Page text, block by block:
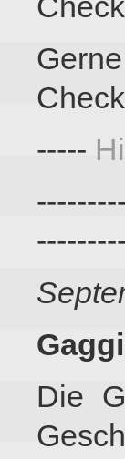
-----
Die